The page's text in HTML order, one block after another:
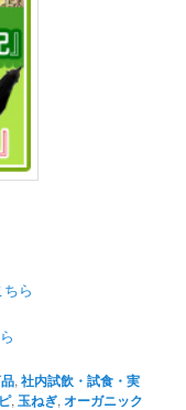
ちら
,社内試飲・試食・実
, 玉ねぎ,オーガニック